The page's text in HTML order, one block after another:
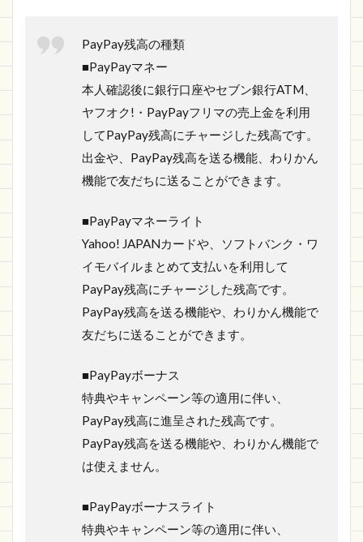
PayPay残高の種類
■PayPayマネー
本人確認後に銀行口座やセブン銀行ATM、
ヤフオク!・PayPayフリマの売上金を利用
してPayPay残高にチャージした残高です。
出金や、PayPay残高を送る機能、わりかん
機能で友だちに送ることができます。
■PayPayマネーライト
Yahoo! JAPANカードや、ソフトバンク・ワ
イモバイルまとめて支払いを利用して
PayPay残高にチャージした残高です。
PayPay残高を送る機能や、わりかん機能で
友だちに送ることができます。
■PayPayボーナス
特典やキャンペーン等の適用に伴い、
PayPay残高に進呈された残高です。
PayPay残高を送る機能や、わりかん機能で
は使えません。
■PayPayボーナスライト
特典やキャンペーン等の適用に伴い、